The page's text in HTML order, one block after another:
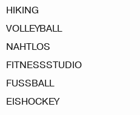
HIKING
VOLLEYBALL
NAHTLOS
FITNESSSTUDIO
FUSSBALL
EISHOCKEY